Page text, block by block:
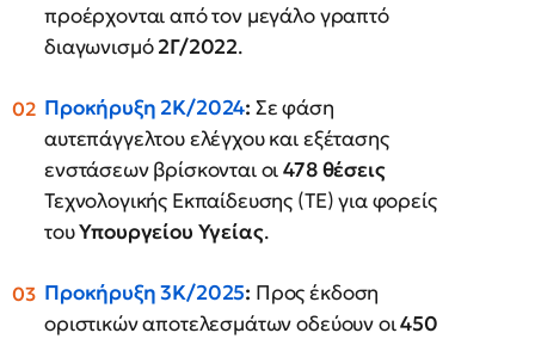
προέρχονται από τον μεγάλο γραπτό
διαγωνισμό2Γ/2022.
Προκήρυξη 2Κ/2024: Σε φάση
αυτεπάγγελτου ελέγχου και εξέτασης
ενστάσεων βρίσκονται οι478 θέσεις
Τεχνολογικής Εκπαίδευσης (ΤΕ) για φορείς
τουΥπουργείου Υγείας.
Προκήρυξη 3Κ/2025: Προς έκδοση
οριστικών αποτελεσμάτων οδεύουν οι450